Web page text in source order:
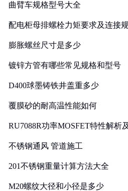
曲臂车规格型号大全
配电柜母排螺栓力矩要求及连接
膨胀螺丝尺寸是多少
镀锌方管有哪些常见规格和型号
D400球墨铸铁井盖重多少
覆膜砂的耐高温性能如何
RU7088R功率MOSFET特性解析
不锈钢通风 管道施工
201不锈钢重量计算方法大全
M20螺纹大径和小径是多少